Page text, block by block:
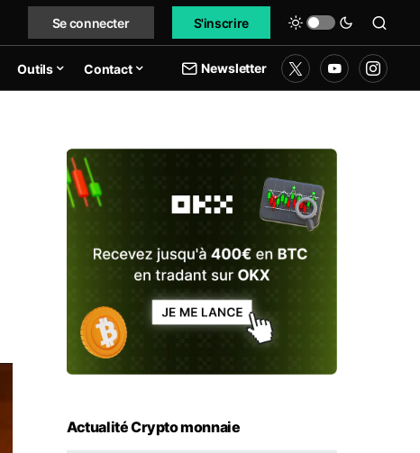
Se connecter S'inscrire
Outils Contact Newsletter
Actualité Crypto monnaie